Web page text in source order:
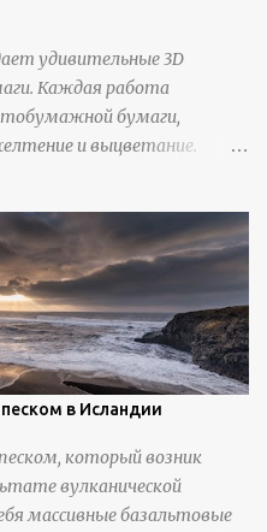
удивительные 3D
Каждая работа
бумаги,
и выцветание.
чтобы точно
в Исландии
который возник
вулканической
массивные базальтовые